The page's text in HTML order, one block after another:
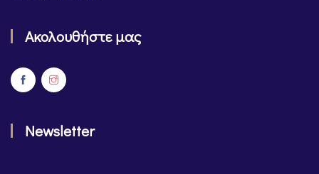
Ακολουθήστε μας
Newsletter